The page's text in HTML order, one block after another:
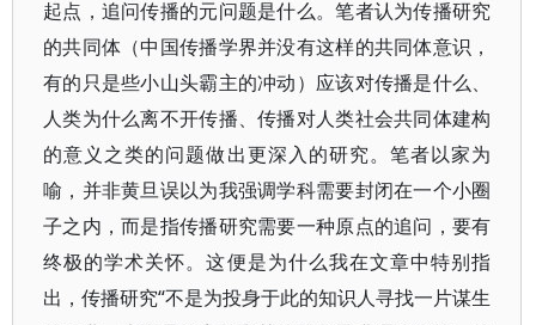
起点，追问传播的元问题是什么。笔者认为传播研究
的共同体（中国传播学界并没有这样的共同体意识，
有的只是些小山头霸主的冲动）应该对传播是什么、
人类为什么离不开传播、传播对人类社会共同体建构
的意义之类的问题做出更深入的研究。笔者以家为
喻，并非黄旦误以为我强调学科需要封闭在一个小圈
子之内，而是指传播研究需要一种原点的追问，要有
终极的学术关怀。这便是为什么我在文章中特别指
出，传播研究“不是为投身于此的知识人寻找一片谋生